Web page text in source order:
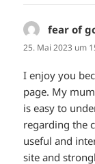
fear of
25. Mai 2023 um
I enjoy you
page. My
is easy to
regarding the
useful and
site and